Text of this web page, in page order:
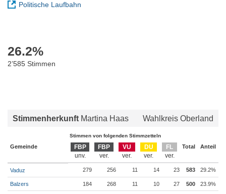
Politische Laufbahn
26.2%
2’585 Stimmen
Stimmenherkunft Martina Haas Wahlkreis Oberland
Stimmen von folgenden Stimmzetteln
Gemeinde FBP FBP VU DU FL Total Anteil
Vaduz 279 256 11 14 23 583 29.2%
Balzers 184 268 11 10 27 500 23.9%